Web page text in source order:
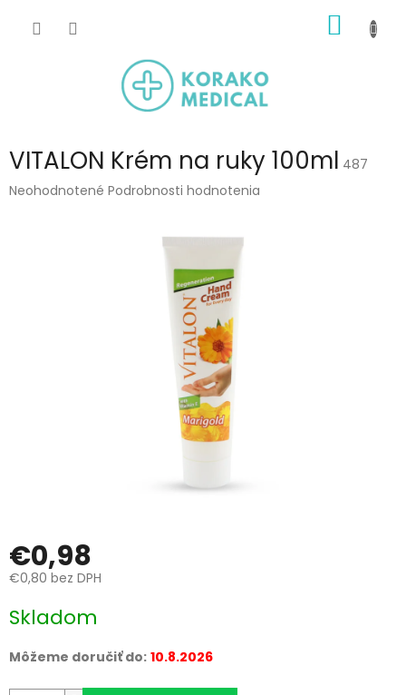
KOŠÍK
VITALON Krém na ruky 100ml 487
Priemerné
Neohodnotené Podrobnosti hodnotenia
€0,98
€0,80 bez DPH
cena:
Skladom
Môžeme doručiť do: 10.8.2026